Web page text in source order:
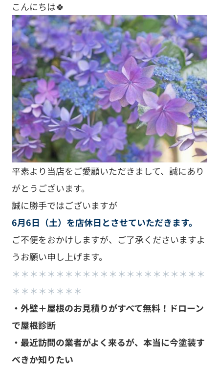
こんにちは🍀
平素より当店をご愛顧いただきまして、誠にあり
がとうございます。
誠に勝手ではございますが
6月6日（土）を店休日とさせていただきます。
ご不便をおかけしますが、ご了承くださいますよ
うお願い申し上げます。
＊＊＊＊＊＊＊＊＊＊＊＊＊＊＊＊＊＊＊＊＊＊
＊＊＊＊＊＊＊＊
・外壁＋屋根のお見積りがすべて無料！ドローン
で屋根診断
・最近訪問の業者がよく来るが、本当に今塗装す
べきか知りたい